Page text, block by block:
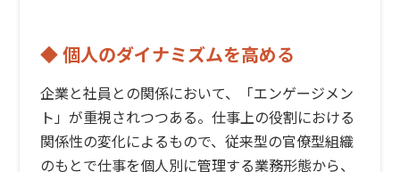
◆ 個人のダイナミズムを高める
企業と社員との関係において、「エンゲージメン
ト」が重視されつつある。仕事上の役割における
関係性の変化によるもので、従来型の官僚型組織
のもとで仕事を個人別に管理する業務形態から、